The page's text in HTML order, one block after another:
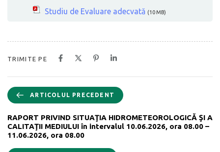
Studiu de Evaluare adecvată (10 MB)
TRIMITE PE
ARTICOLUL PRECEDENT
RAPORT PRIVIND SITUAŢIA HIDROMETEOROLOGICĂ ŞI A
CALITAŢII MEDIULUI în intervalul 10.06.2026, ora 08.00 –
11.06.2026, ora 08.00